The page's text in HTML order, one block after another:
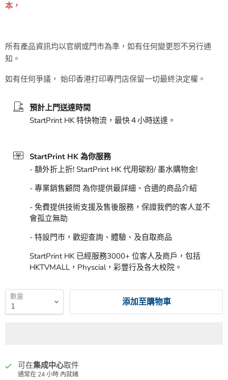
本，
所有產品資訊均以官網或門市為準，如有任何變更恕不另行通
知。
如有任何爭議， 始印香港打印專門店保留一切最終決定權。
預計上門送達時間
StartPrint HK 特快物流，最快４小時送達。
StartPrint HK 為你服務
- 額外折上折! StartPrint HK 代用碳粉/ 墨水購物金!
- 專業銷售顧問 為你提供最詳細、合適的商品介紹
- 免費提供技術支援及售後服務，保證我們的客人並不
會孤立無助
- 特設門市，歡迎查詢、體驗、及自取商品
StartPrint HK 已經服務3000+ 位客人及商戶，包括
HKTVMALL，Physcial，彩豐行及各大校院。
數量 添加至購物車
可在集成中心取件
通常在 24 小時 內就緒